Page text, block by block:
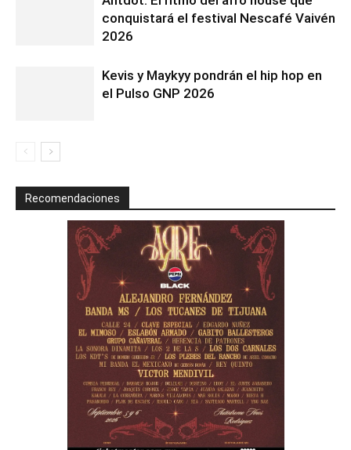
conquistará el festival Nescafé Vaivén
2026
Kevis y Maykyy pondrán el hip hop en
el Pulso GNP 2026
Recomendaciones